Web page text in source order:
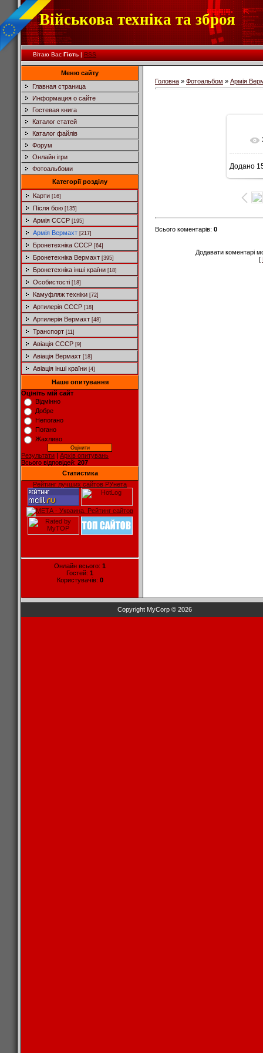
Військова техніка та зброя
Вітаю Вас Гість|RSS
Меню сайту
Главная страница
Информация о сайте
Гостевая книга
Каталог статей
Каталог файлів
Форум
Онлайн ігри
Фотоальбоми
Категорії розділу
Карти [16]
Після бою [135]
Армія СССР [195]
Армія Вермахт [217]
Бронетехніка СССР [64]
Бронетехніка Вермахт [395]
Бронетехніка інші країни [18]
Особистості [18]
Камуфляж техніки [72]
Артилерія СССР [18]
Артилерія Вермахт [48]
Транспорт [11]
Авіація СССР [9]
Авіація Вермахт [18]
Авіація інші країни [4]
Наше опитування
Оцініть мій сайт
Відмінно
Добре
Непогано
Погано
Жахливо
Результати | Архів опитувань
Всього відповідей: 207
Статистика
Рейтинг лучших сайтов РУнета
Онлайн всього: 1
Гостей: 1
Користувачів: 0
Головна » Фотоальбом » Армія
Додано
Всього коментарів: 0
Додавати коментарі
[
Copyright MyCorp © 2026